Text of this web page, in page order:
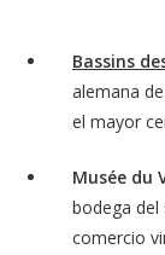
Bassins
alemana
el mayor
Musée du
bodega del
comercio